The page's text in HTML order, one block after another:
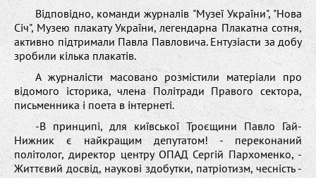
Відповідно, команди журналів "Музеї України", "Нова
Січ", Музею плакату України, легендарна Плакатна сотня,
активно підтримали Павла Павловича. Ентузіасти за добу
зробили кілька плакатів.
А журналісти масовано розмістили матеріали про
відомого історика, члена Політради Правого сектора,
письменника і поета в інтернеті.
-В принципі, для київської Троєщини Павло Гай-
Нижник є найкращим депутатом! - переконаний
політолог, директор центру ОПАД Сергій Пархоменко, -
Життєвий досвід, наукові здобутки, патріотизм, чесність -